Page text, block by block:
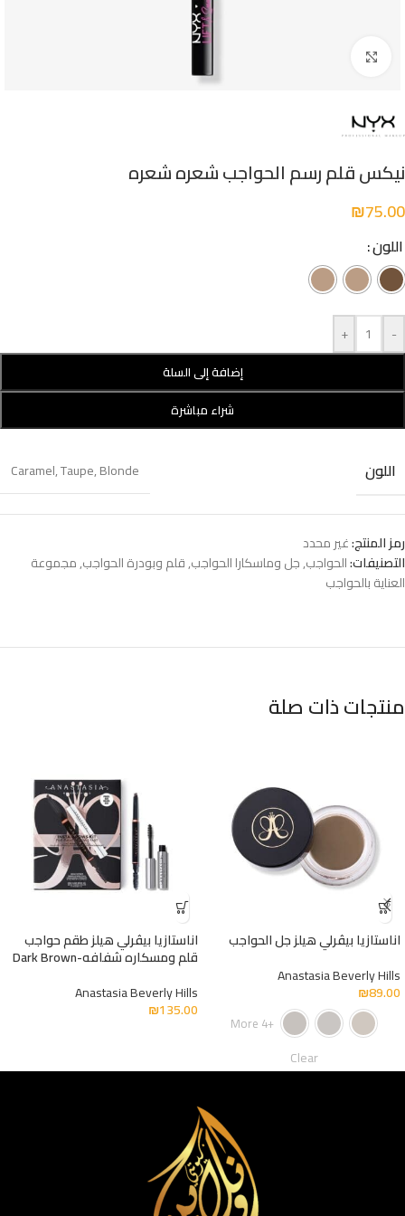
نيكس قلم رسم الحواجب شعره شعره
₪75.00
اللون
-
+
إضافة إلى السلة
شراء مباشرة
اللون Caramel,Taupe,Blonde
رمز المنتج:غير محدد
التصنيفات:الحواجب,جل وماسكارا الحواجب,قلم وبودرة الحواجب,مجموعة
العناية بالحواجب
منتجات ذات صلة
اناستازيا بيڤرلي هيلز جل الحواجب
Anastasia Beverly Hills
₪89.00
+4 More
Clear
اناستازيا بيڤرلي هيلز طقم حواجب
قلم ومسكاره شفافه-Dark Brown
Anastasia Beverly Hills
₪135.00